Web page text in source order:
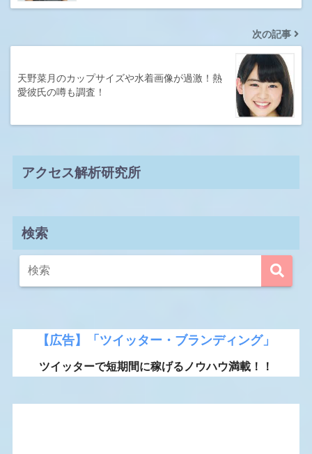
次の記事
天野菜月のカップサイズや水着画像が過激！熱
愛彼氏の噂も調査！
アクセス解析研究所
検索
【広告】「ツイッター・ブランディング」
ツイッターで短期間に稼げるノウハウ満載！！